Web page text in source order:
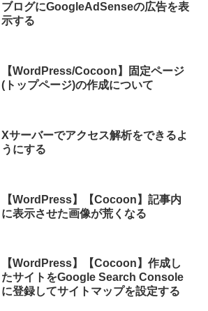
ブログにGoogleAdSenseの広告を表
示する
【WordPress/Cocoon】固定ページ
(トップページ)の作成について
Xサーバーでアクセス解析をできるよ
うにする
【WordPress】【Cocoon】記事内
に表示させた画像が荒くなる
【WordPress】【Cocoon】作成し
たサイトをGoogle Search Console
に登録してサイトマップを設定する